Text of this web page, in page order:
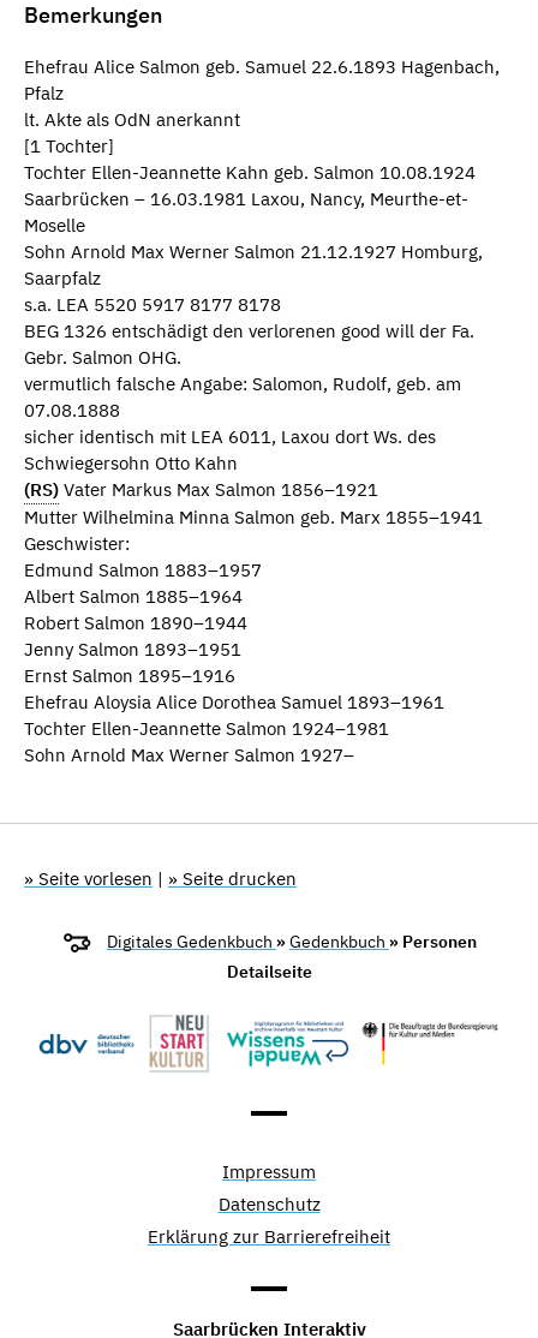
Bemerkungen
Ehefrau Alice Salmon geb. Samuel 22.6.1893 Hagenbach,
Pfalz
lt. Akte als OdN anerkannt
[1 Tochter]
Tochter Ellen-Jeannette Kahn geb. Salmon 10.08.1924
Saarbrücken – 16.03.1981 Laxou, Nancy, Meurthe-et-
Moselle
Sohn Arnold Max Werner Salmon 21.12.1927 Homburg,
Saarpfalz
s.a. LEA 5520 5917 8177 8178
BEG 1326 entschädigt den verlorenen good will der Fa.
Gebr. Salmon OHG.
vermutlich falsche Angabe: Salomon, Rudolf, geb. am
07.08.1888
sicher identisch mit LEA 6011, Laxou dort Ws. des
Schwiegersohn Otto Kahn
(RS) Vater Markus Max Salmon 1856–1921
Mutter Wilhelmina Minna Salmon geb. Marx 1855–1941
Geschwister:
Edmund Salmon 1883–1957
Albert Salmon 1885–1964
Robert Salmon 1890–1944
Jenny Salmon 1893–1951
Ernst Salmon 1895–1916
Ehefrau Aloysia Alice Dorothea Samuel 1893–1961
Tochter Ellen-Jeannette Salmon 1924–1981
Sohn Arnold Max Werner Salmon 1927–
» Seite vorlesen | » Seite drucken
Digitales Gedenkbuch »Gedenkbuch » Personen
Detailseite
Impressum
Datenschutz
Erklärung zur Barrierefreiheit
Saarbrücken Interaktiv